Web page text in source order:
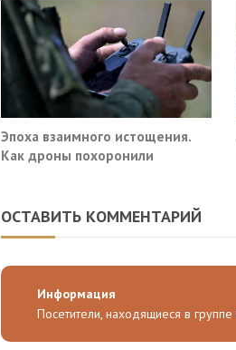
Эпоха взаимного истощения.
Как дроны похоронили
ОСТАВИТЬ КОММЕНТАРИЙ
Информация
Посетители, находящиеся в группе